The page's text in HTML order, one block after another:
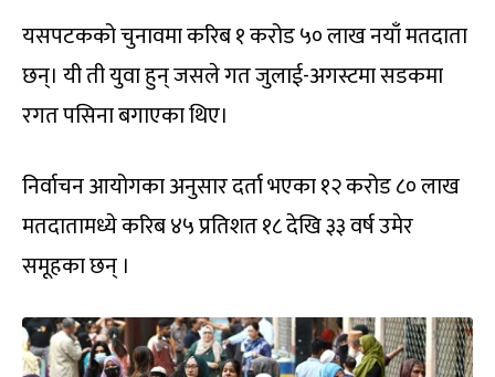
यसपटकको चुनावमा करिब १ करोड ५० लाख नयाँ मतदाता
छन्। यी ती युवा हुन् जसले गत जुलाई-अगस्टमा सडकमा
रगत पसिना बगाएका थिए।
निर्वाचन आयोगका अनुसार दर्ता भएका १२ करोड ८० लाख
मतदातामध्ये करिब ४५ प्रतिशत १८ देखि ३३ वर्ष उमेर
समूहका छन् ।